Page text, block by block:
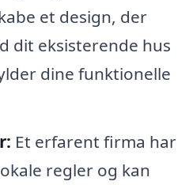
et design, der
dit eksisterende hus
dine funktionelle
Et erfarent firma har
regler og kan